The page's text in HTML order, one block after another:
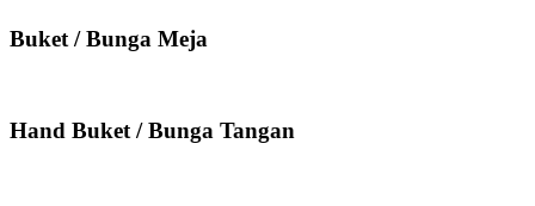
Buket / Bunga Meja
Hand Buket / Bunga Tangan